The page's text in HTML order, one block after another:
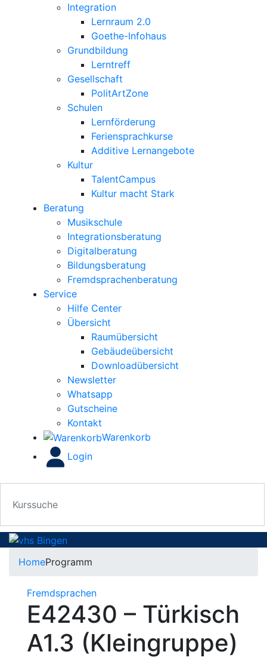
Integration
Lernraum 2.0
Goethe-Infohaus
Grundbildung
Lerntreff
Gesellschaft
PolitArtZone
Schulen
Lernförderung
Feriensprachkurse
Additive Lernangebote
Kultur
TalentCampus
Kultur macht Stark
Beratung
Musikschule
Integrationsberatung
Digitalberatung
Bildungsberatung
Fremdsprachenberatung
Service
Hilfe Center
Übersicht
Raumübersicht
Gebäudeübersicht
Downloadübersicht
Newsletter
Whatsapp
Gutscheine
Kontakt
Warenkorb
Login
HomeProgramm
Fremdsprachen
E42430 – Türkisch
A1.3 (Kleingruppe)